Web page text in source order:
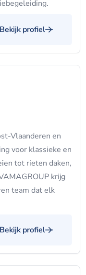
Bekijk profiel
Vlaanderen en
voor klassieke en
tot rieten daken,
krijg
team dat elk
Bekijk profiel